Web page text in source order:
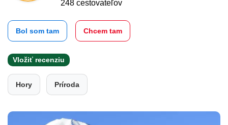
248 cestovateľov
Bol som tam Chcem tam
Vložiť recenziu
Hory Príroda